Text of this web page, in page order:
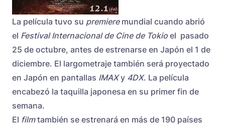
La película tuvo su premieremundial cuando abrió
el Festival Internacional de Cine de Tokio el pasado
25 de octubre, antes de estrenarse en Japón el 1 de
diciembre. El largometraje también será proyectado
en Japón en pantallas IMAXy 4DX. La película
encabezó la taquilla japonesa en su primer fin de
semana.
El filmtambién se estrenará en más de 190 países